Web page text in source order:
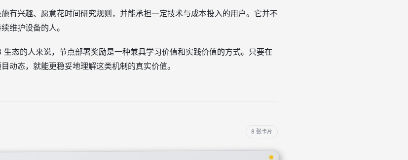
有兴趣、愿意花时间研究规则，并能承担一定技术与成本投入的用户。它并不
维护设备的人。
态的人来说，节点部署奖励是一种兼具学习价值和实践价值的方式。只要在
动态，就能更稳妥地理解这类机制的真实价值。
8 张卡片